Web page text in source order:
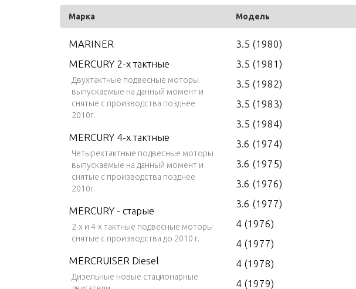
Марка Модель
MARINER
MERCURY 2-х тактные
Двухтактные подвесные моторы
выпускаемые на данный момент и
снятые с производства позднее
2010г.
MERCURY 4-х тактные
Четырехтактные подвесные моторы
выпускаемые на данный момент и
снятые с производства позднее
2010г.
MERCURY - старые
2-х и 4-х тактные подвесные моторы
снятые с производства до 2010 г.
MERCRUISER Diesel
Дизельные новые стационарные
3.5 (1980)
3.5 (1981)
3.5 (1982)
3.5 (1983)
3.5 (1984)
3.6 (1974)
3.6 (1975)
3.6 (1976)
3.6 (1977)
4 (1976)
4 (1977)
4 (1978)
4 (1979)